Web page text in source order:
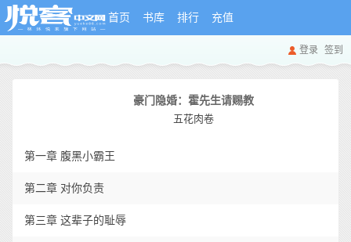
首页 书库 排行 充值
登录 签到
豪门隐婚：霍先生请赐教
五花肉卷
第一章 腹黑小霸王
第二章 对你负责
第三章 这辈子的耻辱